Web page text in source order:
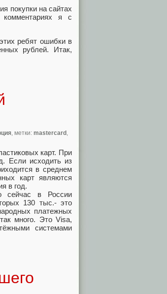
покупки на сайтах
комментариях я с
ребят ошибки в
рублей. Итак,
, метки: mastercard ,
карт. При
Если исходить из
в среднем
карт являются
в год.
сейчас в России
130 тыс.- это
платежных
много. Это Visa,
системами